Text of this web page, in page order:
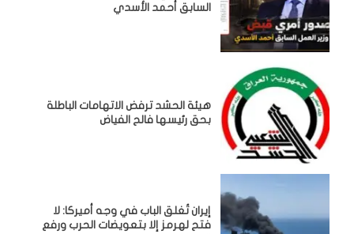
السابق أحمد الأسدي
هيئة الحشد ترفض الاتهامات الباطلة
بحق رئيسها فالح الفياض
إيران تُغلق الباب في وجه أميركا: لا
فتح لهرمز إلا بتعويضات الحرب ورفع